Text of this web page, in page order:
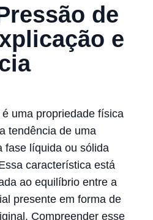
de
e
é uma propriedade física
tendência de uma
fase líquida ou sólida
característica está
ao equilíbrio entre a
presente em forma de
Compreender esse